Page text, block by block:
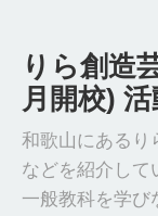
りら創造
月開校)
和歌山にあるり
などを紹介して
一般教科を学び